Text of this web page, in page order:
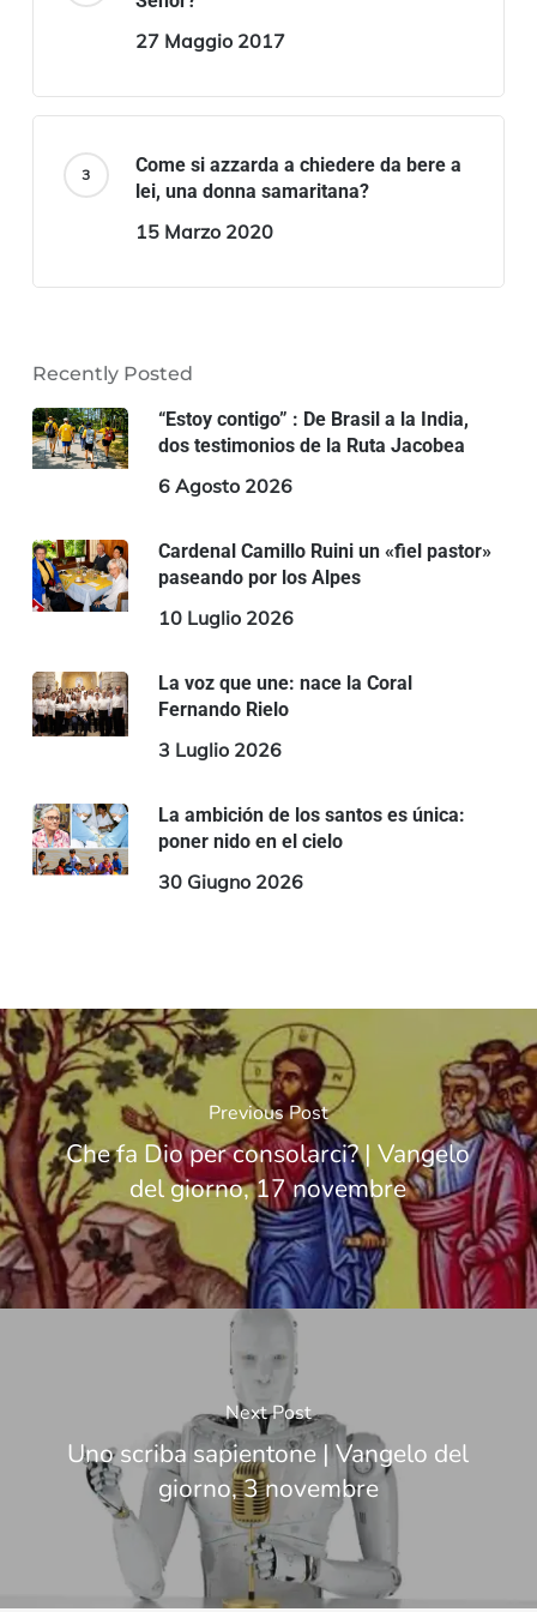
27 Maggio 2017
Come si azzarda a chiedere da bere a
lei, una donna samaritana?
15 Marzo 2020
Recently Posted
“Estoy contigo” : De Brasil a la India,
dos testimonios de la Ruta Jacobea
6 Agosto 2026
Cardenal Camillo Ruini un «fiel pastor»
paseando por los Alpes
10 Luglio 2026
La voz que une: nace la Coral
Fernando Rielo
3 Luglio 2026
La ambición de los santos es única:
poner nido en el cielo
30 Giugno 2026
Previous Post
Che fa Dio per consolarci? | Vangelo
del giorno, 17 novembre
Next Post
Uno scriba sapientone | Vangelo del
giorno, 3 novembre